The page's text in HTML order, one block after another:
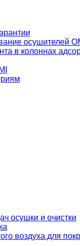
осушителей
в колоннах
осушки и очистки
воздуха для